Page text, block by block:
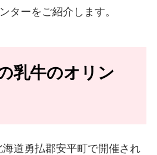
ターをご紹介します。
乳牛のオリン
道勇払郡安平町で開催され